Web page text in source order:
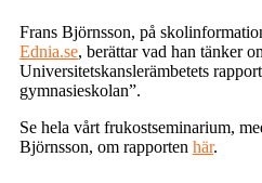
Frans Björnsson, på
Ednia.se, berättar vad han tänker
Universitetskanslerämbetets
gymnasieskolan”.
Se hela vårt frukostseminarium,
Björnsson, om rapporten här.